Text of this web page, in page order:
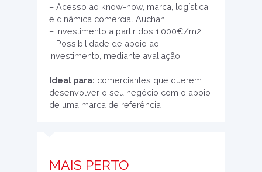
– Acesso ao know-how, marca, logística
e dinâmica comercial Auchan
– Investimento a partir dos 1.000€/m2
– Possibilidade de apoio ao
investimento, mediante avaliação
Ideal para: comerciantes que querem
desenvolver o seu negócio com o apoio
de uma marca de referência
MAIS PERTO